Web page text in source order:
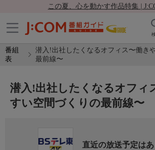
この夏、心を動かす作品特集 |
番組
表
潜入!出社したくなるオフィス〜働き
最前線〜
潜入!出社したくなるオフィ
すい空間づくりの最前線〜
直近の放送予定は